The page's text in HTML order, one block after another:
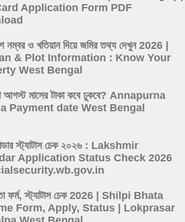
Application Form PDF
নম্বর ও খতিয়ান দিয়ে জমির তথ্য দেখুন 2026 |
& Plot Information : Know Your
West Bengal
আগস্ট মাসের টাকা কবে ঢুকবে? Annapurna
Payment date West Bengal
স্ট্যাটাস চেক ২০২৬ : Lakshmir
Application Status Check 2026
ফর্ম, স্ট্যাটাস চেক 2026 | Shilpi Bhata
Form, Apply, Status | Lokprasar